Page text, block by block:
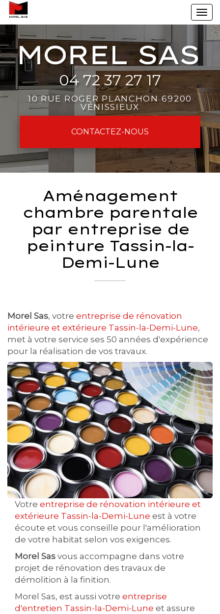
Aller
au
principal
04 72 37 27 17
10 RUE ROGER PLANCHON 69200
VÉNISSIEUX
CONTACTEZ-NOUS
Aménagement
chambre parentale
par entreprise de
peinture Tassin-la-
Demi-Lune
Morel Sas, votre entreprise de rénovation
intérieure et extérieure Tassin-la-Demi-Lune,
met à votre service ses 50 années d'expérience
pour la réalisation de vos travaux.
Votre entreprise de rénovation intérieure et
extérieure Tassin-la-Demi-Lune est à votre
écoute et vous conseille pour l'amélioration
de votre habitat selon vos exigences.
Morel Sas vous accompagne dans votre
projet de rénovation des travaux de
démolition à la finition.
Morel Sas, est aussi votre entreprise
d'entretien Tassin-la-Demi-Lune et assure